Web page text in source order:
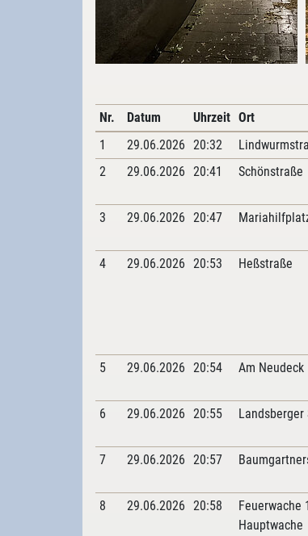
Nr. Datum Uhrzeit Ort
1
29.06.2026 20:32
2
29.06.2026 20:41 Schönstraße
3 29.06.2026 20:47
4 29.06.2026 20:53 Heßstraße
5
29.06.2026 20:54 Am Neudeck
6 29.06.2026 20:55 Landsberger
7 29.06.2026 20:57
8 29.06.2026 20:58
Feuerwache
Hauptwache